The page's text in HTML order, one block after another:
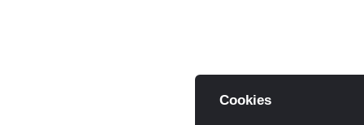
Cookies